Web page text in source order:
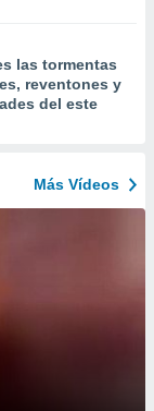
las tormentas
reventones y
del este
Más Vídeos